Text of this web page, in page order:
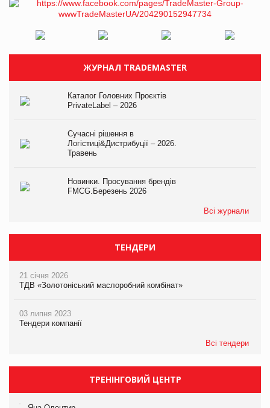
ЖУРНАЛ TRADEMASTER
Каталог Головних Проєктів
PrivateLabel – 2026
Сучасні рішення в
Логістиці&Дистрибуції – 2026.
Травень
Новинки. Просування брендів
FMCG.Березень 2026
Всі журнали
ТЕНДЕРИ
21 січня 2026
ТДВ «Золотоніський маслоробний комбінат»
03 липня 2023
Тендери компанії
Всі тендери
ТРЕНІНГОВИЙ ЦЕНТР